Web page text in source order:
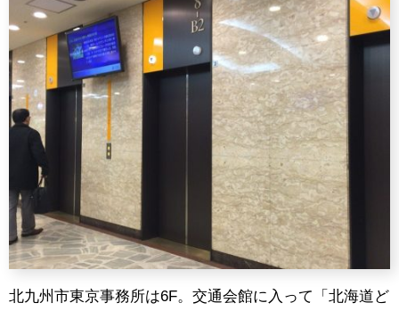
北九州市東京事務所は6F。交通会館に入って「北海道ど